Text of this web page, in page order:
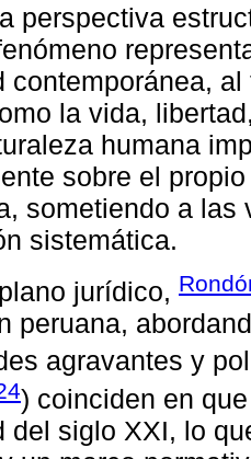
perspectiva
contemporánea,
la vida,
humana
sobre el
sometiendo a
sistemática.
jurídico,
peruana,
agravantes y
) coinciden en
del siglo XXI, lo